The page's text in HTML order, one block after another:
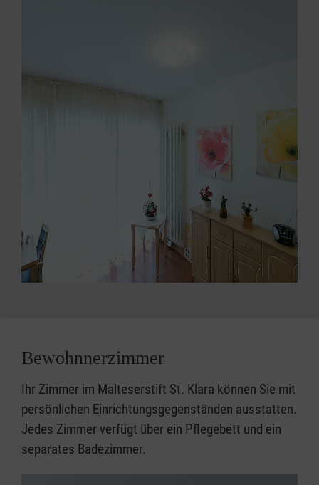
Bewohnnerzimmer
Ihr Zimmer im Malteserstift St. Klara können Sie mit
persönlichen Einrichtungsgegenständen ausstatten.
Jedes Zimmer verfügt über ein Pflegebett und ein
separates Badezimmer.